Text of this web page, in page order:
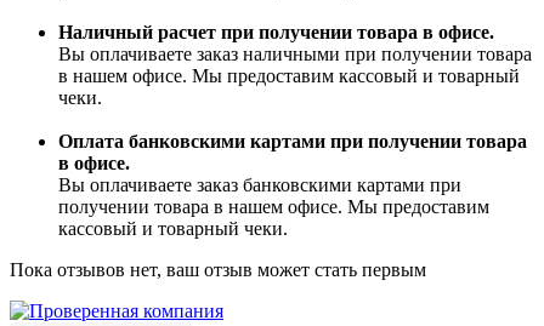
Наличный расчет при получении товара в офисе.
Вы оплачиваете заказ наличными при получении товара
в нашем офисе. Мы предоставим кассовый и товарный
чеки.
Оплата банковскими картами при получении товара
в офисе.
Вы оплачиваете заказ банковскими картами при
получении товара в нашем офисе. Мы предоставим
кассовый и товарный чеки.
Пока отзывов нет, ваш отзыв может стать первым